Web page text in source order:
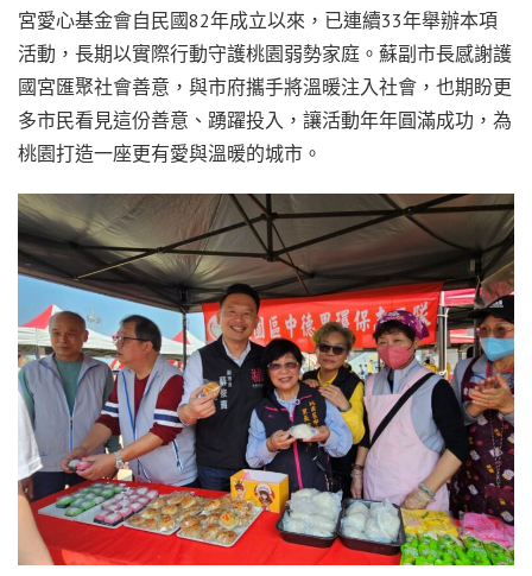
宮愛心基金會自民國82年成立以來，已連續33年舉辦本項
活動，長期以實際行動守護桃園弱勢家庭。蘇副市長感謝護
國宮匯聚社會善意，與市府攜手將溫暖注入社會，也期盼更
多市民看見這份善意、踴躍投入，讓活動年年圓滿成功，為
桃園打造一座更有愛與溫暖的城市。